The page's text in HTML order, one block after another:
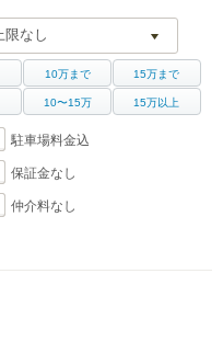
10万まで 15万まで
10〜15万 15万以上
駐車場料金込
保証金なし
仲介料なし